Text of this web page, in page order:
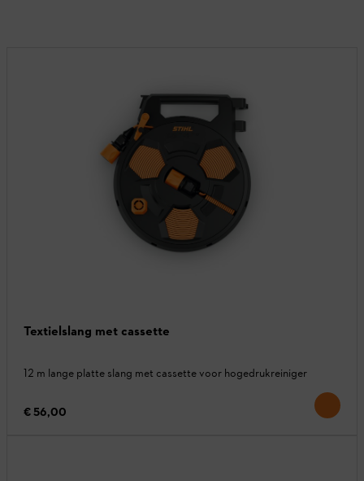
Textielslang met cassette
12 m lange platte slang met cassette voor hogedrukreiniger
€ 56,00